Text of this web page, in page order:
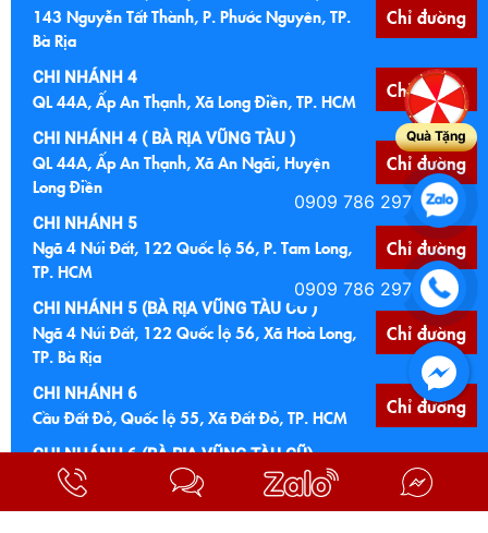
143 Nguyễn Tất Thành, P. Phước Nguyên, TP.
Bà Rịa
Chỉ đường
CHI NHÁNH 4
QL 44A, Ấp An Thạnh, Xã Long Điền, TP. HCM Chỉ đường
CHI NHÁNH 4 ( BÀ RỊA VŨNG TÀU )
QL 44A, Ấp An Thạnh, Xã An Ngãi, Huyện
Long Điền
Chỉ đường
CHI NHÁNH 5
Ngã 4 Núi Đất, 122 Quốc lộ 56, P. Tam Long,
TP. HCM
Chỉ đường
CHI NHÁNH 5 (BÀ RỊA VŨNG TÀU CŨ )
Ngã 4 Núi Đất, 122 Quốc lộ 56, Xã Hoà Long,
TP. Bà Rịa
Chỉ đường
CHI NHÁNH 6
Cầu Đất Đỏ, Quốc lộ 55, Xã Đất Đỏ, TP. HCM Chỉ đường
CHI NHÁNH 6 (BÀ RỊA VŨNG TÀU CŨ)
Cầu Đất Đỏ, Quốc lộ 55, TT Đất Đỏ, Bà Ria
Vũng Tàu
Chỉ đường
Quà Tặng
0909 786 297
0909 786 297